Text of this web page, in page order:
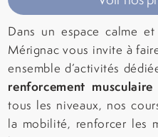
Dans un espace calme
Mérignac vous invite à
ensemble d’activités
renforcement
tous les niveaux, nos
la mobilité, renforcer les